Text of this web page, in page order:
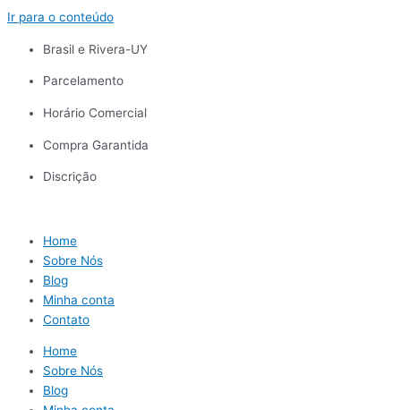
Ir para o conteúdo
Brasil e Rivera-UY
Parcelamento
Horário Comercial
Compra Garantida
Discrição
Home
Sobre Nós
Blog
Minha conta
Contato
Home
Sobre Nós
Blog